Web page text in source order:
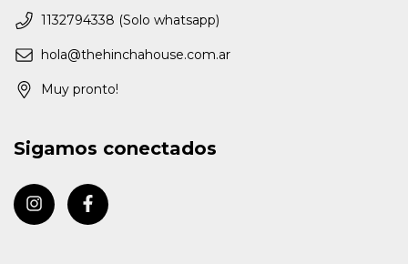
1132794338 (Solo whatsapp)
hola@thehinchahouse.com.ar
Muy pronto!
Sigamos conectados